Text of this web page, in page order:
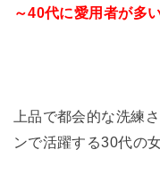
～40代に愛用者が多
上品で都会的な洗練
ンで活躍する30代の